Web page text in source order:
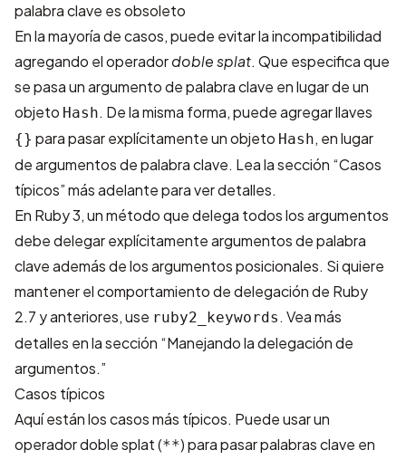
palabra clave es obsoleto
En la mayoría de casos, puede evitar la incompatibilidad
agregando el operadordoble splat. Que especifica que
se pasa un argumento de palabra clave en lugar de un
objeto Hash. De la misma forma, puede agregar llaves
{} para pasar explícitamente un objeto Hash, en lugar
de argumentos de palabra clave. Lea la sección “Casos
típicos” más adelante para ver detalles.
En Ruby 3, un método que delega todos los argumentos
debe delegar explícitamente argumentos de palabra
clave además de los argumentos posicionales. Si quiere
mantener el comportamiento de delegación de Ruby
2.7 y anteriores, use ruby2_keywords . Vea más
detalles en la sección “Manejando la delegación de
argumentos.”
Casos típicos
Aquí están los casos más típicos. Puede usar un
operador doble splat (**) para pasar palabras clave en